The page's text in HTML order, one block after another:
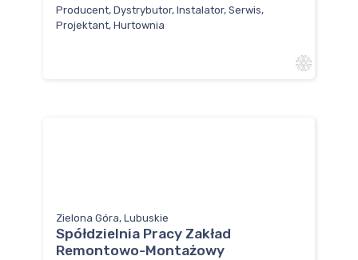
Producent, Dystrybutor, Instalator, Serwis,
Projektant, Hurtownia
Zielona Góra, Lubuskie
Spółdzielnia Pracy Zakład
Remontowo-Montażowy